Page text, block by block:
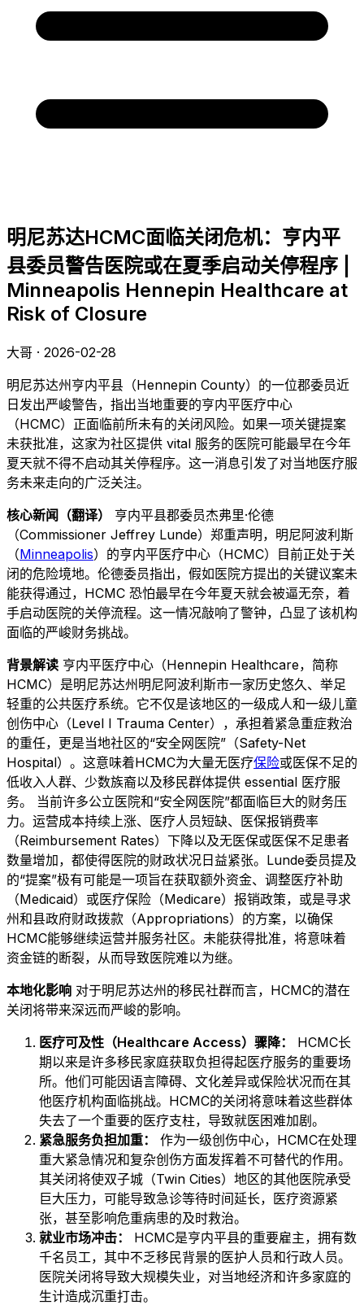
明尼苏达HCMC面临关闭危机：亨内平
县委员警告医院或在夏季启动关停程序 |
Minneapolis Hennepin Healthcare at
Risk of Closure
大哥 · 2026-02-28
明尼苏达州亨内平县（Hennepin County）的一位郡委员近
日发出严峻警告，指出当地重要的亨内平医疗中心
（HCMC）正面临前所未有的关闭风险。如果一项关键提案
未获批准，这家为社区提供 vital 服务的医院可能最早在今年
夏天就不得不启动其关停程序。这一消息引发了对当地医疗服
务未来走向的广泛关注。
核心新闻（翻译）
亨内平县郡委员杰弗里·伦德
（Commissioner Jeffrey Lunde）郑重声明，明尼阿波利斯
（Minneapolis）的亨内平医疗中心（HCMC）目前正处于关
闭的危险境地。伦德委员指出，假如医院方提出的关键议案未
能获得通过，HCMC 恐怕最早在今年夏天就会被逼无奈，着
手启动医院的关停流程。这一情况敲响了警钟，凸显了该机构
面临的严峻财务挑战。
背景解读 亨内平医疗中心（Hennepin Healthcare，简称
HCMC）是明尼苏达州明尼阿波利斯市一家历史悠久、举足
轻重的公共医疗系统。它不仅是该地区的一级成人和一级儿童
创伤中心（Level I Trauma Center），承担着紧急重症救治
的重任，更是当地社区的“安全网医院”（Safety-Net
Hospital）。这意味着HCMC为大量无医疗保险或医保不足的
低收入人群、少数族裔以及移民群体提供 essential 医疗服
务。 当前许多公立医院和“安全网医院”都面临巨大的财务压
力。运营成本持续上涨、医疗人员短缺、医保报销费率
（Reimbursement Rates）下降以及无医保或医保不足患者
数量增加，都使得医院的财政状况日益紧张。Lunde委员提及
的“提案”极有可能是一项旨在获取额外资金、调整医疗补助
（Medicaid）或医疗保险（Medicare）报销政策，或是寻求
州和县政府财政拨款（Appropriations）的方案，以确保
HCMC能够继续运营并服务社区。未能获得批准，将意味着
资金链的断裂，从而导致医院难以为继。
本地化影响 对于明尼苏达州的移民社群而言，HCMC的潜在
关闭将带来深远而严峻的影响。
医疗可及性（Healthcare Access）骤降：
HCMC长
期以来是许多移民家庭获取负担得起医疗服务的重要场
所。他们可能因语言障碍、文化差异或保险状况而在其
他医疗机构面临挑战。HCMC的关闭将意味着这些群体
失去了一个重要的医疗支柱，导致就医困难加剧。
紧急服务负担加重：
作为一级创伤中心，HCMC在处理
重大紧急情况和复杂创伤方面发挥着不可替代的作用。
其关闭将使双子城（Twin Cities）地区的其他医院承受
巨大压力，可能导致急诊等待时间延长，医疗资源紧
张，甚至影响危重病患的及时救治。
就业市场冲击：
HCMC是亨内平县的重要雇主，拥有数
千名员工，其中不乏移民背景的医护人员和行政人员。
医院关闭将导致大规模失业，对当地经济和许多家庭的
生计造成沉重打击。